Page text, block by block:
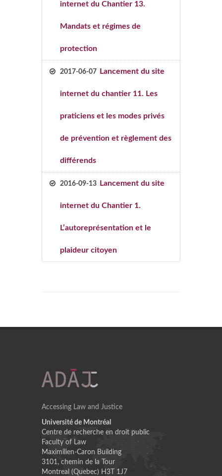
internet du Chantier 13.
Mandats et régimes de
protection
2017-06-07 Lancement du site
internet du chantier 11. Les
praticiens et les modes privés
de prévention et règlement des
différends
2016-09-13 Lancement du site
internet du Chantier 1.
L’autoreprésentation et le
plaideur citoyen
Accessing Law and Justice
Université de Montréal
Centre de recherche en droit public
Faculty of Law
Maximilien-Caron Building
3101, chemin de la Tour
Montreal (Quebec) H3T 1J7